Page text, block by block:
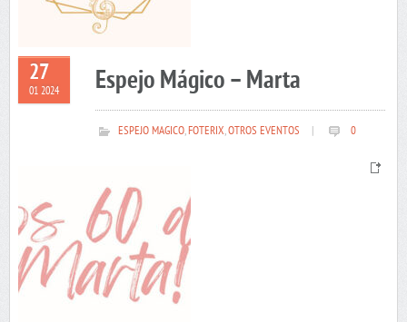
27
01 2024 Espejo Mágico – Marta
ESPEJO MAGICO,FOTERIX,OTROS EVENTOS 0